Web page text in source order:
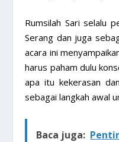
Rumsilah Sari selalu
Serang dan juga
acara ini
harus paham dulu
apa itu kekerasan
sebagai langkah awal
Baca juga: